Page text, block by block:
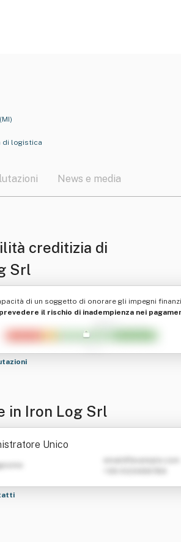
di logistica
News e media
creditizia di
Srl
di un soggetto di onorare gli impegni
prevedere il rischio di inadempienza nei
in Iron Log Srl
Unico